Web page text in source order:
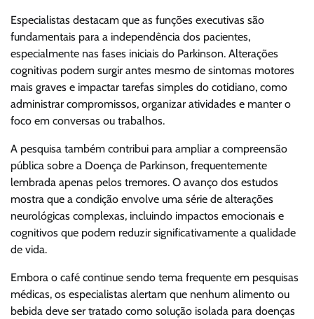
Especialistas destacam que as funções executivas são
fundamentais para a independência dos pacientes,
especialmente nas fases iniciais do Parkinson. Alterações
cognitivas podem surgir antes mesmo de sintomas motores
mais graves e impactar tarefas simples do cotidiano, como
administrar compromissos, organizar atividades e manter o
foco em conversas ou trabalhos.
A pesquisa também contribui para ampliar a compreensão
pública sobre a Doença de Parkinson, frequentemente
lembrada apenas pelos tremores. O avanço dos estudos
mostra que a condição envolve uma série de alterações
neurológicas complexas, incluindo impactos emocionais e
cognitivos que podem reduzir significativamente a qualidade
de vida.
Embora o café continue sendo tema frequente em pesquisas
médicas, os especialistas alertam que nenhum alimento ou
bebida deve ser tratado como solução isolada para doenças